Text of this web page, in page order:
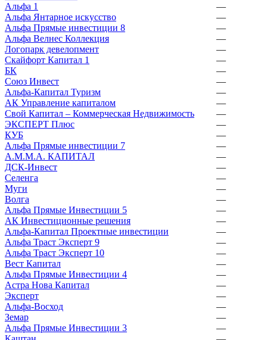
Альфа 1
—
Альфа Янтарное искусство
—
Альфа Прямые инвестиции 8
—
Альфа Велнес Коллекция
—
Логопарк девелопмент
—
Скайфорт Капитал 1
—
БК
—
Союз Инвест
—
Альфа-Капитал Туризм
—
АК Управление капиталом
—
Свой Капитал – Коммерческая Недвижимость
—
ЭКСПЕРТ Плюс
—
КУБ
—
Альфа Прямые инвестиции 7
—
А.М.М.А. КАПИТАЛ
—
ДСК-Инвест
—
Селенга
—
Муги
—
Волга
—
Альфа Прямые Инвестиции 5
—
АК Инвестиционные решения
—
Альфа-Капитал Проектные инвестиции
—
Альфа Траст Эксперт 9
—
Альфа Траст Эксперт 10
—
Вест Капитал
—
Альфа Прямые Инвестиции 4
—
Астра Нова Капитал
—
Эксперт
—
Альфа-Восход
—
Земар
—
Альфа Прямые Инвестиции 3
—